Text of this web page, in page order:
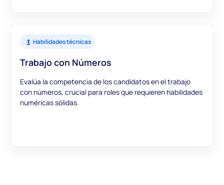
Habilidades técnicas
Trabajo con Números
Evalúa la competencia de los candidatos en el trabajo
con números, crucial para roles que requieren habilidades
numéricas sólidas.